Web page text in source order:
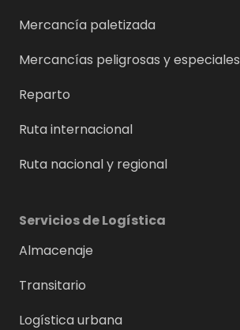
Mercancía paletizada
Mercancías peligrosas y especiales
Reparto
Ruta internacional
Ruta nacional y regional
Servicios de Logística
Almacenaje
Transitario
Logística urbana